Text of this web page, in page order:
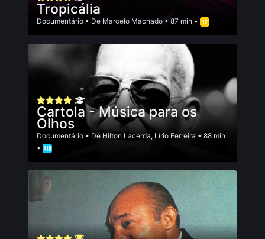
Tropicália
Documentário • De Marcelo Machado • 87 min •
Cartola - Música para os
Olhos
Documentário • De Hilton Lacerda, Lírio Ferreira • 88 min
•